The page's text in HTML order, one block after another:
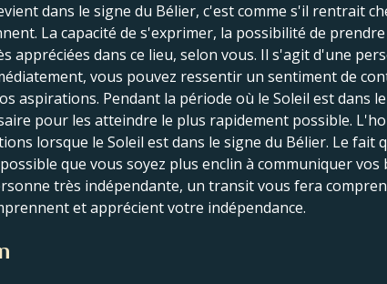
dans le signe du Bélier, c'est comme s'il rentrait
La capacité de s'exprimer, la possibilité de
appréciées dans ce lieu, selon vous. Il s'agit d'une
vous pouvez ressentir un sentiment de
aspirations. Pendant la période où le Soleil est dans
pour les atteindre le plus rapidement possible.
lorsque le Soleil est dans le signe du Bélier. Le
que vous soyez plus enclin à communiquer
très indépendante, un transit vous fera
et apprécient votre indépendance.